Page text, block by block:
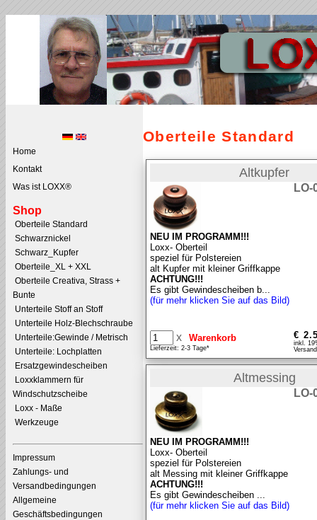
Home
Kontakt
Was ist LOXX®
Shop
Oberteile Standard
Schwarznickel
Schwarz_Kupfer
Oberteile_XL + XXL
Oberteile Creativa, Strass +
Bunte
Unterteile Stoff an Stoff
Unterteile Holz-Blechschraube
Unterteile:Gewinde / Metrisch
Unterteile: Lochplatten
Ersatzgewindescheiben
Loxxklammern für
Windschutzscheibe
Loxx - Maße
Werkzeuge
Impressum
Zahlungs- und
Versandbedingungen
Allgemeine
Geschäftsbedingungen
Oberteile Standard
Altkupfer
LO-
NEU IM PROGRAMM!!!
Loxx- Oberteil
speziel für Polstereien
alt Kupfer mit kleiner Griffkappe
ACHTUNG!!!
Es gibt Gewindescheiben b...
(für mehr klicken Sie auf das Bild)
x
Lieferzeit: 2-3 Tage*
€
inkl.
Altmessing
LO-
NEU IM PROGRAMM!!!
Loxx- Oberteil
speziel für Polstereien
alt Messing mit kleiner Griffkappe
ACHTUNG!!!
Es gibt Gewindescheiben ...
(für mehr klicken Sie auf das Bild)